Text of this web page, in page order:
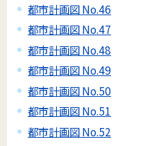
都市計画図 No.46
都市計画図 No.47
都市計画図 No.48
都市計画図 No.49
都市計画図 No.50
都市計画図 No.51
都市計画図 No.52